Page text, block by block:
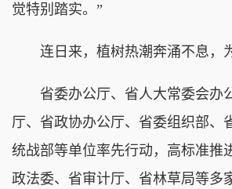
觉特别踏实。”
连日来，植树热潮奔涌不息，为
省委办公厅、省人大常委会办
厅、省政协办公厅、省委组织部、
统战部等单位率先行动，高标准推
政法委、省审计厅、省林草局等多